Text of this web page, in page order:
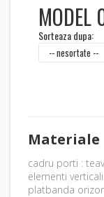
MODEL
Sorteaza dupa:
Materiale
cadru porti :
elementi
platbanda